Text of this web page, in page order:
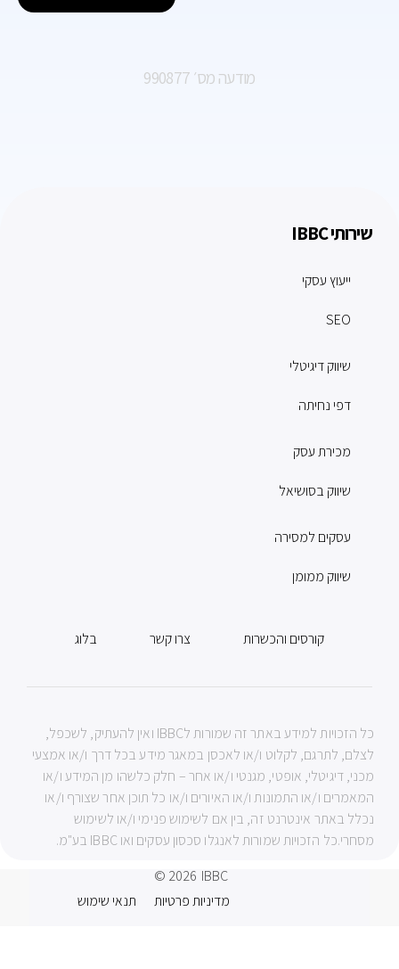
מודעה מס׳ 990877
שירותי IBBC
ייעוץ עסקי
SEO
שיווק דיגיטלי
דפי נחיתה
מכירת עסק
שיווק בסושיאל
עסקים למסירה
שיווק ממומן
בלוג צרו קשר קורסים והכשרות
כל הזכויות למידע באתר זה שמורות לIBBC ואין להעתיק, לשכפל,
לצלם, לתרגם, לקלוט ו/או לאכסן במאגר מידע בכל דרך ו/או אמצעי
מכני, דיגיטלי, אופטי, מגנטי ו/או אחר – חלק כלשהו מן המידע ו/או
המאמרים ו/או התמונות ו/או האיורים ו/או כל תוכן אחר שצורף ו/או
נכלל באתר אינטרנט זה, בין אם לשימוש פנימי ו/או לשימוש
מסחרי.כל הזכויות שמורות לאנגלו סכסון עסקים ואו IBBC בע"מ.
© 2026 IBBC
תנאי שימוש
מדיניות פרטיות